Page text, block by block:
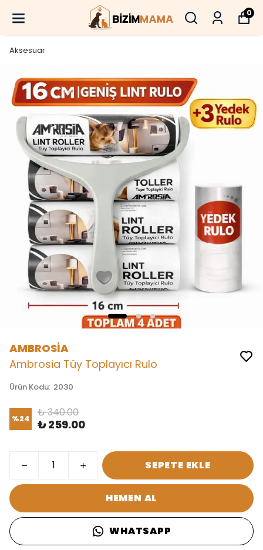
0
Aksesuar
AMBROSİA
Ambrosia Tüy Toplayıcı Rulo
Ürün Kodu: 2030
%24 ₺ 340.00
₺ 259.00
SEPETE EKLE
HEMEN AL
WHATSAPP